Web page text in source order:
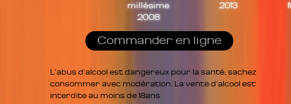
millésime
2008
2013
Commander en ligne
L'abus d'alcool est dangereux pour la santé, sachez
consommer avec modération. La vente d'alcool est
interdite au moins de 18ans